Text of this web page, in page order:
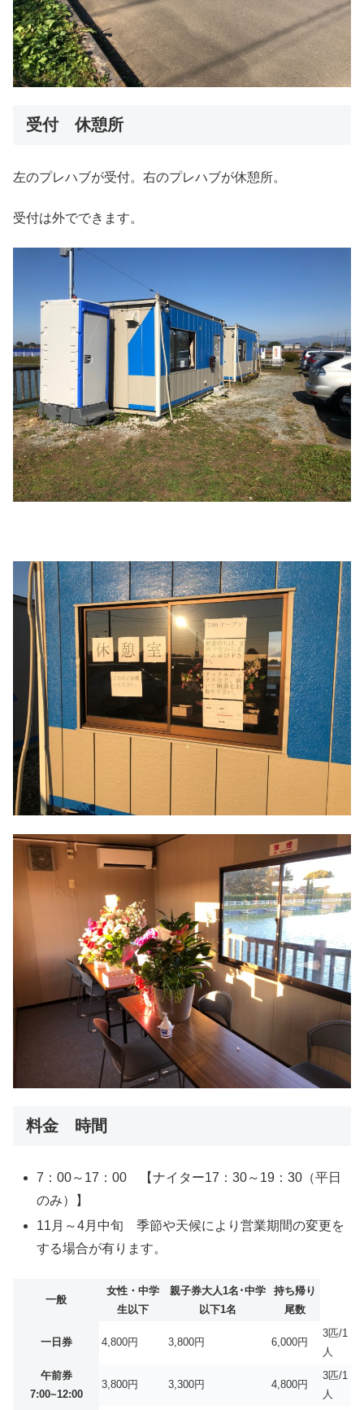
受付 休憩所
左のプレハブが受付。右のプレハブが休憩所。
受付は外でできます。
料金 時間
7：00～17：00 【ナイター17：30～19：30（平日
のみ）】
11月～4月中旬 季節や天候により営業期間の変更を
する場合が有ります。
一般
女性・中学
生以下
親子券大人1名･中学
以下1名
持ち帰り
尾数
一日券 4,800円 3,800円 6,000円
3匹/1
人
午前券
7:00~12:00
3,800円 3,300円 4,800円
3匹/1
人